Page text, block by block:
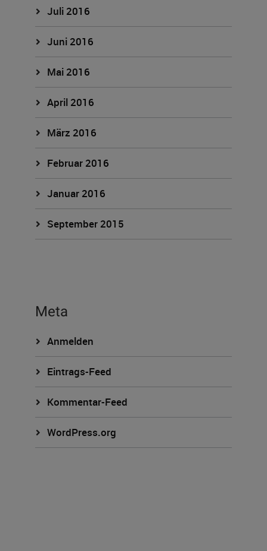
Juli 2016
Juni 2016
Mai 2016
April 2016
März 2016
Februar 2016
Januar 2016
September 2015
Meta
Anmelden
Eintrags-Feed
Kommentar-Feed
WordPress.org